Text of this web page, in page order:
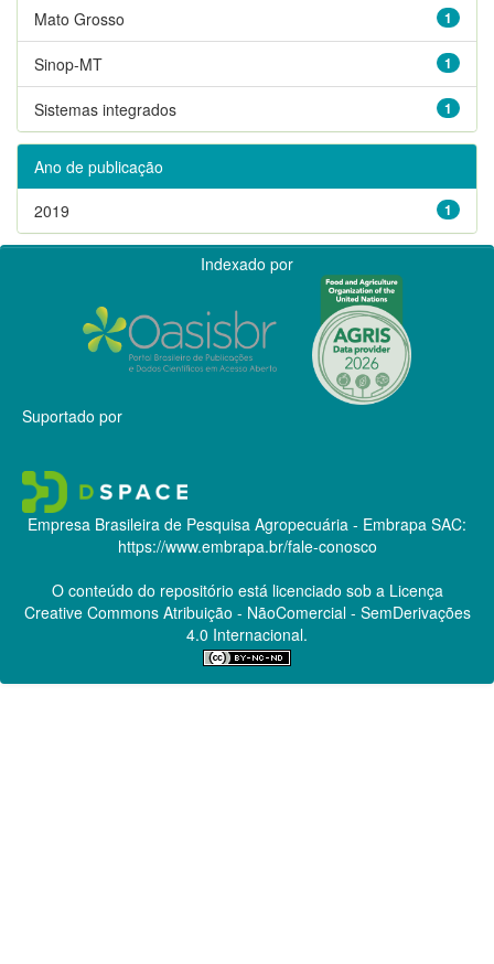
1
Mato Grosso
1
Sinop-MT
1
Sistemas integrados
Ano de publicação
1
2019
Indexado por
Suportado por
Empresa Brasileira de Pesquisa Agropecuária - Embrapa SAC:
https://www.embrapa.br/fale-conosco
O conteúdo do repositório está licenciado sob a Licença
Creative CommonsAtribuição - NãoComercial - SemDerivações
4.0 Internacional.